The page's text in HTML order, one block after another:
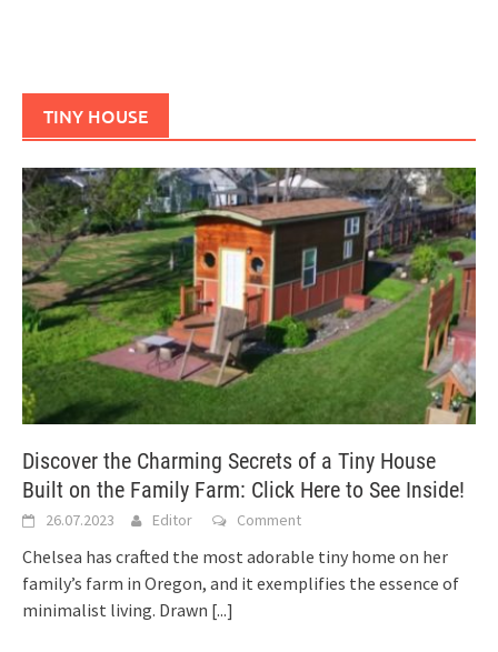
TINY HOUSE
Discover the Charming Secrets of a Tiny House
Built on the Family Farm: Click Here to See Inside!
26.07.2023 Editor Comment
Chelsea has crafted the most adorable tiny home on her
family’s farm in Oregon, and it exemplifies the essence of
minimalist living. Drawn [...]